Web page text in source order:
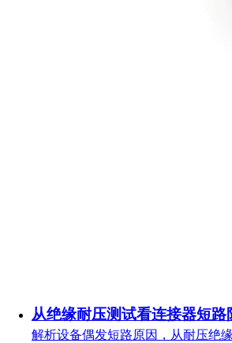
从绝缘耐压测试看连接器短路
解析设备偶发短路原因，从耐压绝